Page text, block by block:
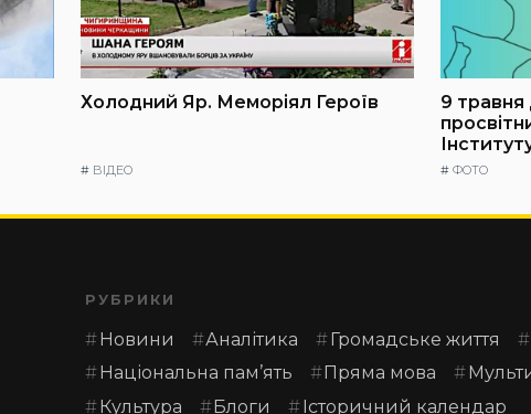
Холодний Яр. Меморіял Героїв
# ВІДЕО
9
# ФОТО
РУБРИКИ
Новини Аналітика Громадське життя
Національна пам’ять
Пряма мова
Культура
Блоги Історичний календар